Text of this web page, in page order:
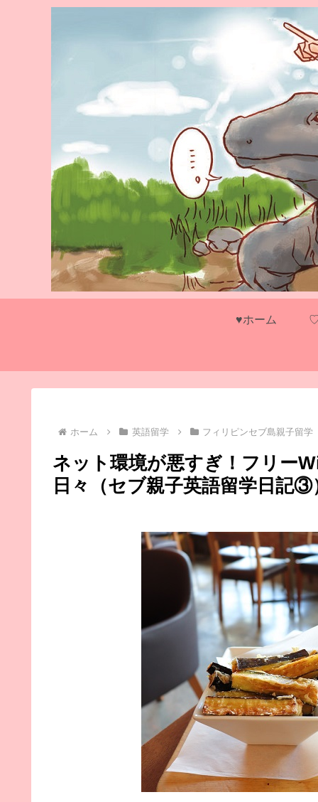
♥ホーム
ホーム 英語留学 フィリピンセブ島親子留学
ネット環境が悪すぎ！フリー
日々（セブ親子英語留学日記③